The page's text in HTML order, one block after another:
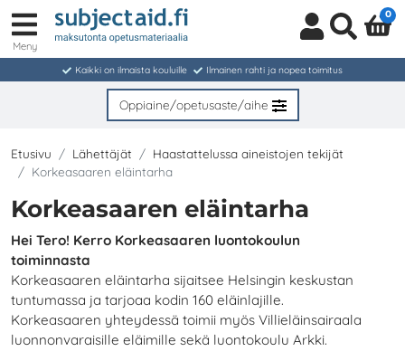
sisään/
Liity
Meny
0
Kaikki on ilmaista kouluille Ilmainen rahti ja nopea toimitus
Oppiaine/opetusaste/aihe
Etusivu Lähettäjät
Haastattelussa aineistojen tekijät
Korkeasaaren eläintarha
Korkeasaaren eläintarha
Hei Tero! Kerro Korkeasaaren luontokoulun
toiminnasta
Korkeasaaren eläintarha sijaitsee Helsingin keskustan
tuntumassa ja tarjoaa kodin 160 eläinlajille.
Korkeasaaren yhteydessä toimii myös Villieläinsairaala
luonnonvaraisille eläimille sekä luontokoulu Arkki.